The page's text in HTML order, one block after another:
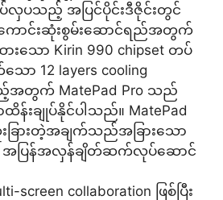
ပသည့် အပြင်ပိုင်းဒီဇိုင်းတွင်
ောင်းဆုံးစွမ်းဆောင်ရည်အတွက်
းသော Kirin 990 chipset တပ်
ော 12 layers cooling
ည့်အတွက် MatePad Pro သည်
န်းချုပ်နိုင်ပါသည်။ MatePad
ြားတဲ့အချက်သည်အခြားသော
င့် အပြန်အလှန်ချိတ်ဆက်လုပ်ဆောင်
collaboration ဖြစ်ပြီး